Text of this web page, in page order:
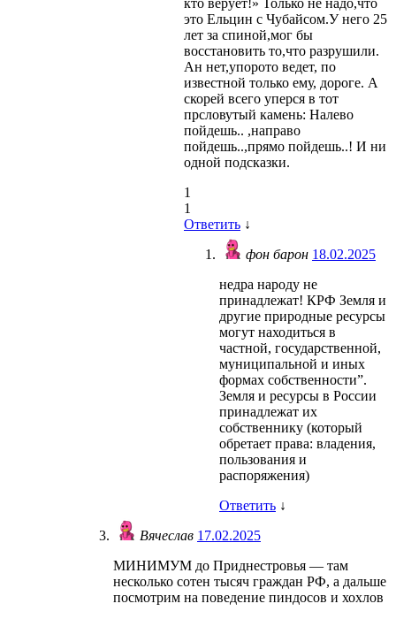
кто верует!» Только не надо,что
это Ельцин с Чубайсом.У него 25
лет за спиной,мог бы
восстановить то,что разрушили.
Ан нет,упорото ведет, по
известной только ему, дороге. А
скорей всего уперся в тот
прсловутый камень: Налево
пойдешь.. ,направо
пойдешь..,прямо пойдешь..! И ни
одной подсказки.
1
1
Ответить ↓
фон барон 18.02.2025
недра народу не
принадлежат! КРФ Земля и
другие природные ресурсы
могут находиться в
частной, государственной,
муниципальной и иных
формах собственности”.
Земля и ресурсы в России
принадлежат их
собственнику (который
обретает права: владения,
пользования и
распоряжения)
Ответить ↓
Вячеслав 17.02.2025
МИНИМУМ до Приднестровья — там
несколько сотен тысяч граждан РФ, а дальше
посмотрим на поведение пиндосов и хохлов